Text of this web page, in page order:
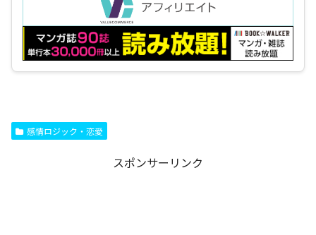
感情ロジック・恋愛
スポンサーリンク